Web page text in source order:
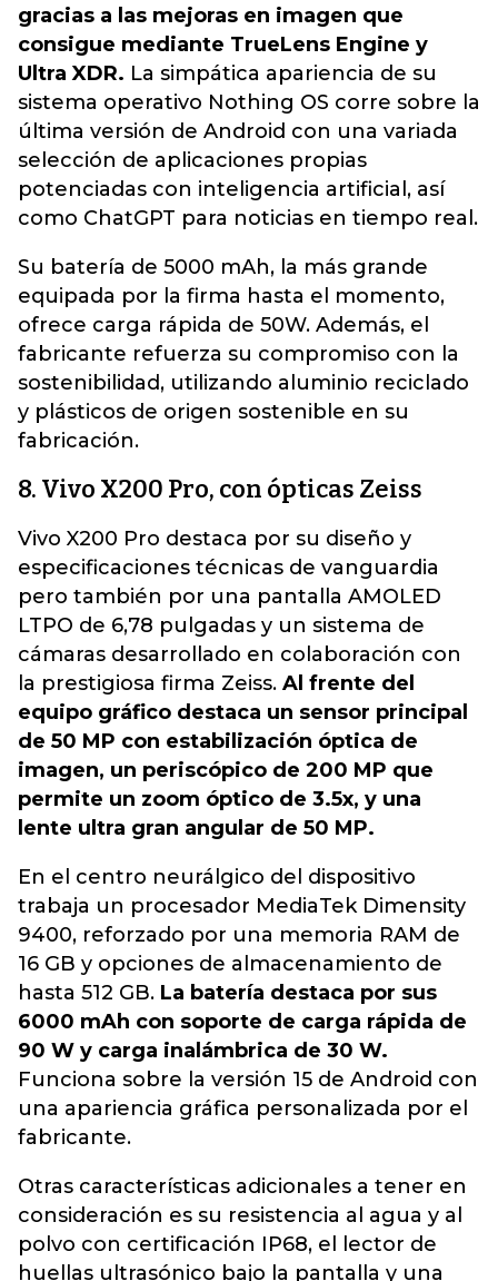
gracias a las mejoras en imagen que
consigue mediante TrueLens Engine y
Ultra XDR. La simpática apariencia de su
sistema operativo Nothing OS corre sobre la
última versión de Android con una variada
selección de aplicaciones propias
potenciadas con inteligencia artificial, así
como ChatGPT para noticias en tiempo real.
Su batería de 5000 mAh, la más grande
equipada por la firma hasta el momento,
ofrece carga rápida de 50W. Además, el
fabricante refuerza su compromiso con la
sostenibilidad, utilizando aluminio reciclado
y plásticos de origen sostenible en su
fabricación.
8. Vivo X200 Pro, con ópticas Zeiss
Vivo X200 Pro destaca por su diseño y
especificaciones técnicas de vanguardia
pero también por una pantalla AMOLED
LTPO de 6,78 pulgadas y un sistema de
cámaras desarrollado en colaboración con
la prestigiosa firma Zeiss. Al frente del
equipo gráfico destaca un sensor principal
de 50 MP con estabilización óptica de
imagen, un periscópico de 200 MP que
permite un zoom óptico de 3.5x, y una
lente ultra gran angular de 50 MP.
En el centro neurálgico del dispositivo
trabaja un procesador MediaTek Dimensity
9400, reforzado por una memoria RAM de
16 GB y opciones de almacenamiento de
hasta 512 GB. La batería destaca por sus
6000 mAh con soporte de carga rápida de
90 W y carga inalámbrica de 30 W.
Funciona sobre la versión 15 de Android con
una apariencia gráfica personalizada por el
fabricante.
Otras características adicionales a tener en
consideración es su resistencia al agua y al
polvo con certificación IP68, el lector de
huellas ultrasónico bajo la pantalla y una